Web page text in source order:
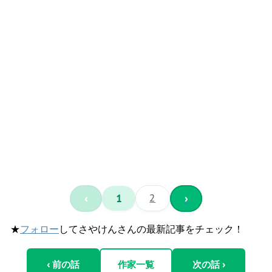
‹ 1 2 ›
★フォロー してさやけんさんの最新記事をチェック！
‹ 前の話 作家一覧 次の話 ›